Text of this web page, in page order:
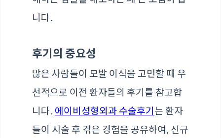
니다.
후기의 중요성
많은 사람들이 모발 이식을 고민할 때 우
선적으로 이전 환자들의 후기를 참고합
니다. 에이비성형외과 수술후기 는 환자
들이 시술 후 겪은 경험을 공유하여, 신규